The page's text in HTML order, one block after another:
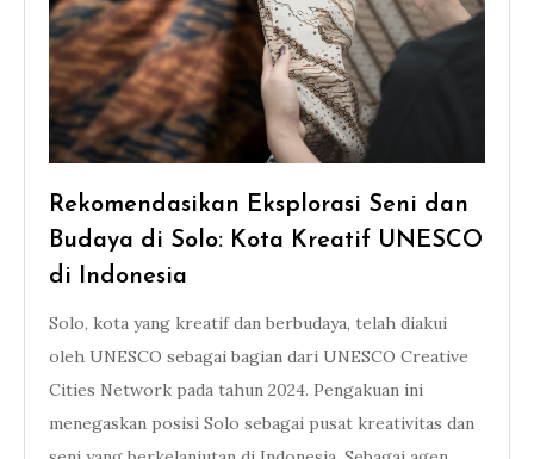
Rekomendasikan Eksplorasi Seni dan
Budaya di Solo: Kota Kreatif UNESCO
di Indonesia
Solo, kota yang kreatif dan berbudaya, telah diakui
oleh UNESCO sebagai bagian dari UNESCO Creative
Cities Network pada tahun 2024. Pengakuan ini
menegaskan posisi Solo sebagai pusat kreativitas dan